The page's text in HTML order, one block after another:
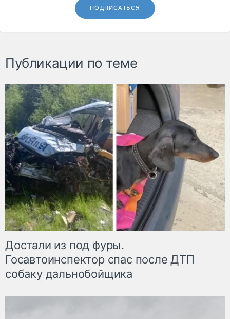
ПОДПИСАТЬСЯ
Публикации по теме
Достали из под фуры.
Госавтоинспектор спас после ДТП
собаку дальнобойщика